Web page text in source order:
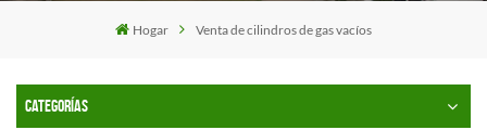
Hogar Venta de cilindros de gas vacíos
CATEGORÍAS